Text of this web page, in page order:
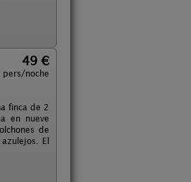
49 €
pers/noche
finca de 2
en nueve
de
El